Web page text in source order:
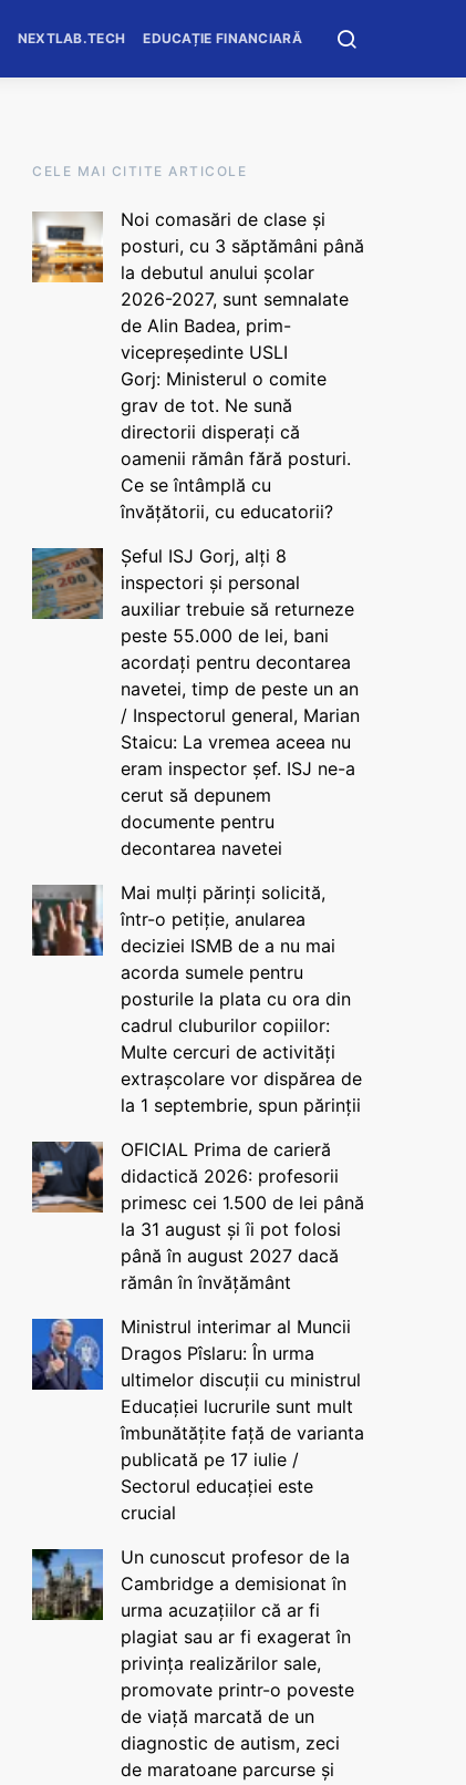
NEXTLAB.TECH EDUCAȚIE FINANCIARĂ
CELE MAI CITITE ARTICOLE
Noi comasări de clase și
posturi, cu 3 săptămâni până
la debutul anului școlar
2026-2027, sunt semnalate
de Alin Badea, prim-
vicepreședinte USLI
Gorj: Ministerul o comite
grav de tot. Ne sună
directorii disperați că
oamenii rămân fără posturi.
Ce se întâmplă cu
învățătorii, cu educatorii?
Șeful ISJ Gorj, alți 8
inspectori și personal
auxiliar trebuie să returneze
peste 55.000 de lei, bani
acordați pentru decontarea
navetei, timp de peste un an
/ Inspectorul general, Marian
Staicu: La vremea aceea nu
eram inspector șef. ISJ ne-a
cerut să depunem
documente pentru
decontarea navetei
Mai mulți părinți solicită,
într-o petiție, anularea
deciziei ISMB de a nu mai
acorda sumele pentru
posturile la plata cu ora din
cadrul cluburilor copiilor:
Multe cercuri de activități
extrașcolare vor dispărea de
la 1 septembrie, spun părinții
OFICIAL Prima de carieră
didactică 2026: profesorii
primesc cei 1.500 de lei până
la 31 august și îi pot folosi
până în august 2027 dacă
rămân în învățământ
Ministrul interimar al Muncii
Dragos Pîslaru: În urma
ultimelor discuții cu ministrul
Educației lucrurile sunt mult
îmbunătățite față de varianta
publicată pe 17 iulie /
Sectorul educației este
crucial
Un cunoscut profesor de la
Cambridge a demisionat în
urma acuzațiilor că ar fi
plagiat sau ar fi exagerat în
privința realizărilor sale,
promovate printr-o poveste
de viață marcată de un
diagnostic de autism, zeci
de maratoane parcurse și